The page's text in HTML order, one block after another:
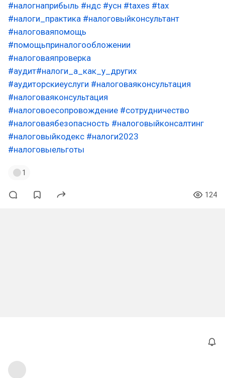
#налогнаприбыль #ндс #усн #taxes #tax
#налоги_практика #налоговыйконсультант
#налоговаяпомощь
#помощьприналогообложении
#налоговаяпроверка
#аудит#налоги_а_как_у_других
#аудиторскиеуслуги #налоговаяконсультация
#налоговаяконсультация
#налоговоесопровождение #сотрудничество
#налоговаябезопасность #налоговыйконсалтинг
#налоговыйкодекс #налоги2023
#налоговыельготы
1
124